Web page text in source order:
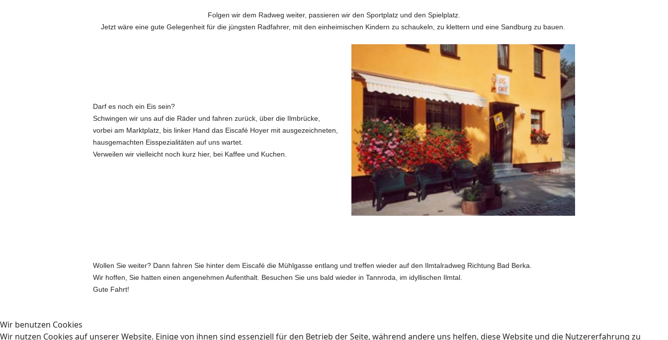
Folgen wir dem Radweg weiter, passieren wir den Sportplatz und den Spielplatz.
Jetzt wäre eine gute Gelegenheit für die jüngsten Radfahrer, mit den einheimischen Kindern zu schaukeln, zu klettern und eine Sandburg zu bauen.
Darf es noch ein Eis sein?
Schwingen wir uns auf die Räder und fahren zurück, über die Ilmbrücke,
vorbei am Marktplatz, bis linker Hand das Eiscafé Hoyer mit ausgezeichneten,
hausgemachten Eisspezialitäten auf uns wartet.
Verweilen wir vielleicht noch kurz hier, bei Kaffee und Kuchen.
Wollen Sie weiter? Dann fahren Sie hinter dem Eiscafé die Mühlgasse entlang und treffen wieder auf den Ilmtalradweg Richtung Bad Berka.
Wir hoffen, Sie hatten einen angenehmen Aufenthalt. Besuchen Sie uns bald wieder in Tannroda, im idyllischen Ilmtal.
Gute Fahrt!
Wir benutzen Cookies
Wir nutzen Cookies auf unserer Website. Einige von ihnen sind essenziell für den Betrieb der Seite, während andere uns helfen, diese Website und die Nutzererfahrung zu